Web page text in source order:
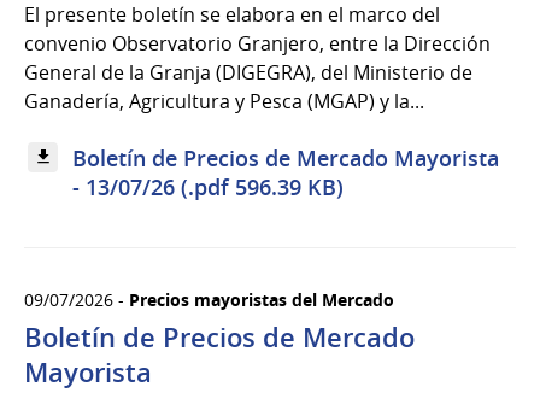
El presente boletín se elabora en el marco del
convenio Observatorio Granjero, entre la Dirección
General de la Granja (DIGEGRA), del Ministerio de
Ganadería, Agricultura y Pesca (MGAP) y la...
Boletín de Precios de Mercado Mayorista
- 13/07/26 (.pdf 596.39 KB)
09/07/2026 - Precios mayoristas del Mercado
Boletín de Precios de Mercado
Mayorista